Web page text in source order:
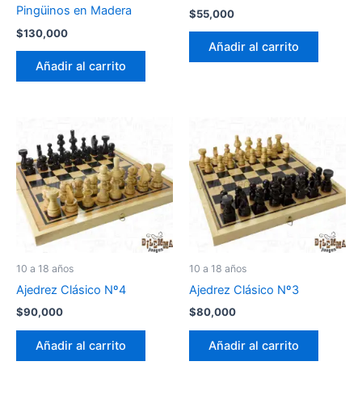
Pingüinos en Madera
$130,000
Añadir al carrito
$55,000
Añadir al carrito
10 a 18 años
Ajedrez Clásico Nº4
$90,000
Añadir al carrito
10 a 18 años
Ajedrez Clásico Nº3
$80,000
Añadir al carrito